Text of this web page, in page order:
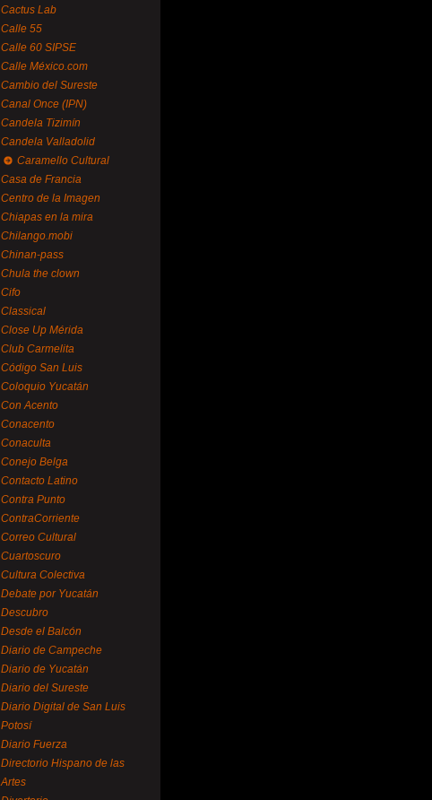
Cactus Lab
Calle 55
Calle 60 SIPSE
Calle México.com
Cambio del Sureste
Canal Once (IPN)
Candela Tizimín
Candela Valladolid
Caramello Cultural
Casa de Francia
Centro de la Imagen
Chiapas en la mira
Chilango.mobi
Chinan-pass
Chula the clown
Cifo
Classical
Close Up Mérida
Club Carmelita
Código San Luis
Coloquio Yucatán
Con Acento
Conacento
Conaculta
Conejo Belga
Contacto Latino
Contra Punto
ContraCorriente
Correo Cultural
Cuartoscuro
Cultura Colectiva
Debate por Yucatán
Descubro
Desde el Balcón
Diario de Campeche
Diario de Yucatán
Diario del Sureste
Diario Digital de San Luis
Potosí
Diario Fuerza
Directorio Hispano de las
Artes